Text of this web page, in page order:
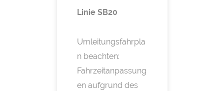
Linie SB20
Umleitungsfahrpla
n beachten:
Fahrzeitanpassung
en aufgrund des